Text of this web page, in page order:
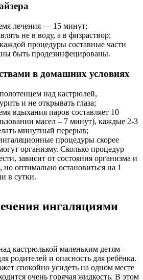
лечения — 15 минут;
не в воду, а в физраствор;
процедуры составные части
быть продезинфецированы.
в домашних условиях
над кастрюлей,
и не открывать глаза;
вдыхания паров составляет 10
масел – 7 минут), каждые 2-3
минутный перерыв;
процедуры скорее
организму. Сколько процедур
зависит от состояния организма и
но оптимально остановиться на 1
в сутки.
ингаляциями
кастрюлькой маленьким детям –
родителей и опасность для ребёнка.
спокойно усидеть на одном месте
очень горячая жидкость. В этом